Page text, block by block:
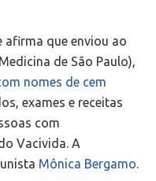
afirma que enviou ao
de São Paulo),
nomes de cem
exames e receitas
com
Vacivida. A
Mônica Bergamo.